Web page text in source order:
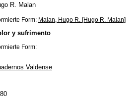
R. Malan
Form: Malan, Hugo R. [Hugo R. Malan]
y sufrimento
Form:
Valdense